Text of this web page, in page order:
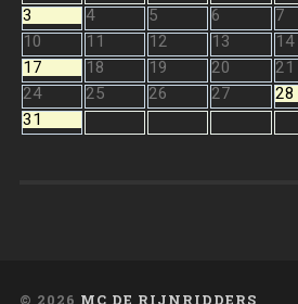
3
4 5 6 7
10
11 12 13 14
17
18 19 20 21
24
25 26 27 28
31
© 2026 MC DE RIJNRIDDERS